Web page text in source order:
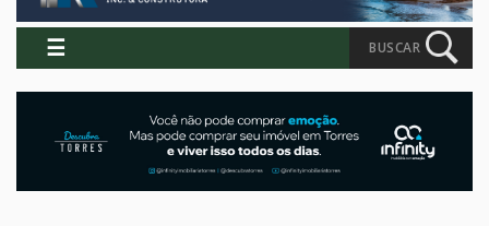
☰ BUSCAR